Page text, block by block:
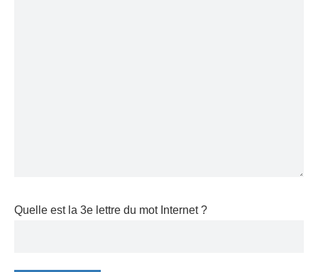
Quelle est la 3e lettre du mot Internet ?